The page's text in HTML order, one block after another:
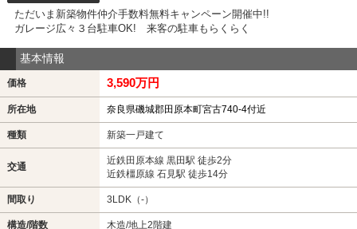
ただいま新築物件仲介手数料無料キャンペーン開催中!!
ガレージ広々３台駐車OK! 来客の駐車もらくらく
基本情報
価格 3,590万円
所在地 奈良県磯城郡田原本町宮古740-4付近
種類 新築一戸建て
交通
近鉄田原本線 黒田駅 徒歩2分
近鉄橿原線 石見駅 徒歩14分
間取り 3LDK（-）
構造/階数 木造/地上2階建